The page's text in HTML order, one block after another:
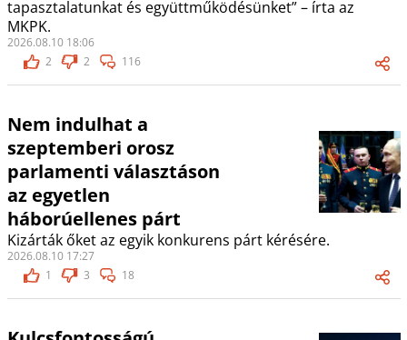
tapasztalatunkat és együttműködésünket” – írta az
MKPK.
2026.08.10 18:06
2
2 116
Nem indulhat a
szeptemberi orosz
parlamenti választáson
az egyetlen
háborúellenes párt
Kizárták őket az egyik konkurens párt kérésére.
2026.08.10 17:27
1
3 18